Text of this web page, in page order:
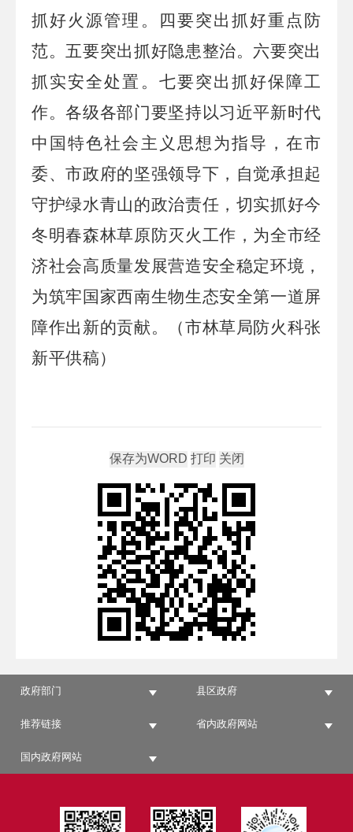
抓好火源管理。四要突出抓好重点防
范。五要突出抓好隐患整治。六要突出
抓实安全处置。七要突出抓好保障工
作。各级各部门要坚持以习近平新时代
中国特色社会主义思想为指导，在市
委、市政府的坚强领导下，自觉承担起
守护绿水青山的政治责任，切实抓好今
冬明春森林草原防灭火工作，为全市经
济社会高质量发展营造安全稳定环境，
为筑牢国家西南生物生态安全第一道屏
障作出新的贡献。（市林草局防火科张
新平供稿）
政府部门 县区政府
推荐链接 省内政府网站
国内政府网站